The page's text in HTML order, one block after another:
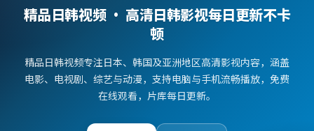
精品日韩视频· 高清日韩影视每日更新不卡
顿
精品日韩视频专注日本、韩国及亚洲地区高清影视内容，涵盖
电影、电视剧、综艺与动漫，支持电脑与手机流畅播放，免费
在线观看，片库每日更新。